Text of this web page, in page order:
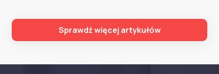
Sprawdź więcej artykułów